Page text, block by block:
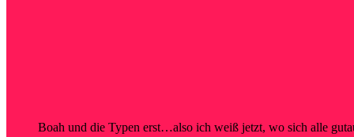
Boah und die Typen erst…also ich weiß jetzt, wo sich alle